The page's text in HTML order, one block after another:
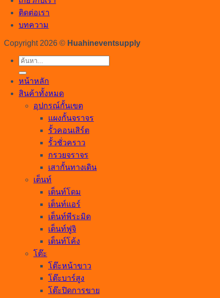
ติดต่อเรา
บทความ
Copyright 2026 © Huahineventsupply
ค้นหา:
หน้าหลัก
สินค้าทั้งหมด
อุปกรณ์กั้นเขต
แผงกั้นจราจร
รั้วคอนเสิร์ต
รั้วชั่วคราว
กรวยจราจร
เสากั้นทางเดิน
เต็นท์
เต็นท์โดม
เต็นท์แอร์
เต็นท์พีระมิด
เต็นท์ฟูจิ
เต็นท์โค้ง
โต๊ะ
โต๊ะหน้าขาว
โต๊ะบาร์สูง
โต๊ะปิดการขาย